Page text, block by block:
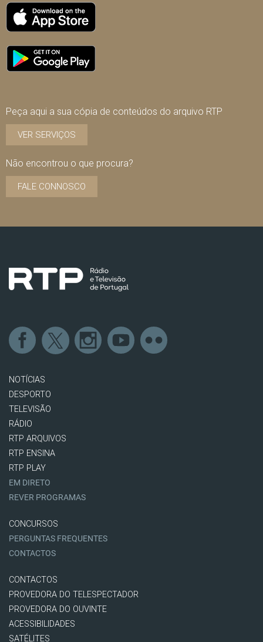
Peça aqui a sua cópia de conteúdos do arquivo RTP
VER SERVIÇOS
Não encontrou o que procura?
FALE CONNOSCO
NOTÍCIAS
DESPORTO
TELEVISÃO
RÁDIO
RTP ARQUIVOS
RTP ENSINA
RTP PLAY
EM DIRETO
REVER PROGRAMAS
CONCURSOS
PERGUNTAS FREQUENTES
CONTACTOS
CONTACTOS
PROVEDORA DO TELESPECTADOR
PROVEDORA DO OUVINTE
ACESSIBILIDADES
SATÉLITES